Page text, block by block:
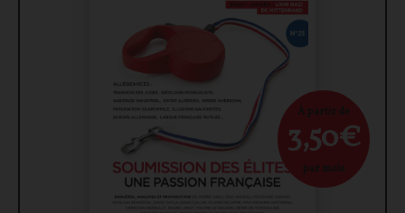
À partir de
3,50€
par mois